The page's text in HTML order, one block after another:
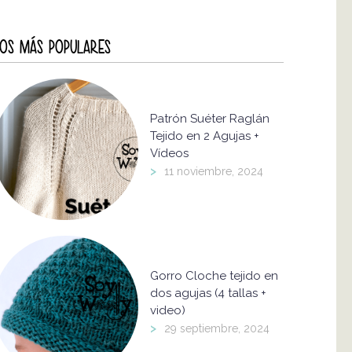
MÁS POPULARES
Patrón Suéter Raglán
Tejido en 2 Agujas +
Vídeos
> 11 noviembre, 2024
Gorro Cloche tejido en
dos agujas (4 tallas +
video)
> 29 septiembre, 2024